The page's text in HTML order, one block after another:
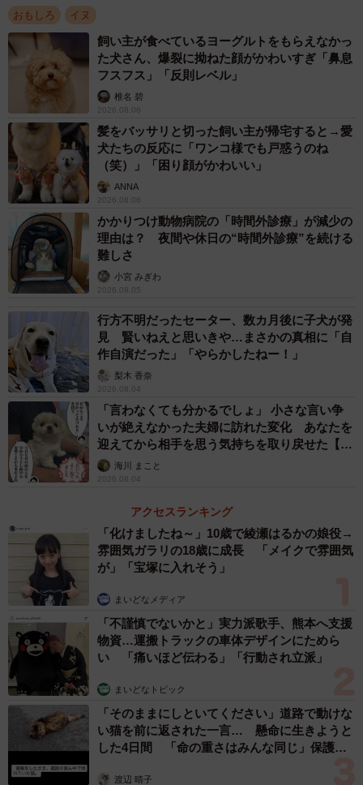
3/9
「いってらっしゃい」 お見送りする伊織くん（画像提供：まさかずさ
飼い主のパパ、まさかずさん（@masakazu1983_jp）によ
ると、この日はママとふたりで伊織くんのシャンプーをし
たといいます。
伊織くんのシャンプーは月に1回。同じく柴犬の兄・信濃く
んと一緒にしているそうです。
「今回は、ちょうど換毛期なこともあって、いつもより気
合を入れてやりました。シャンプーの時間はだいたい30
分。ただ、伊織はシャンプーが苦手でいつも妻に抱きつい
てしまうため、手短にやろうとしたのですが、換毛期なだ
けあって時間がかかりました。お風呂場でかなり毛が抜け
おもしろ イヌ
飼い主が食べているヨーグルトをもらえなかっ
た犬さん、爆裂に拗ねた顔がかわいすぎ「鼻息
フスフス」「反則レベル」
椎名 碧
2026.08.06
髪をバッサリと切った飼い主が帰宅すると→愛
犬たちの反応に「ワンコ様でも戸惑うのね
（笑）」「困り顔がかわいい」
ANNA
2026.08.06
かかりつけ動物病院の「時間外診療」が減少の
理由は？ 夜間や休日の“時間外診療”を続ける
難しさ
小宮 みぎわ
2026.08.05
行方不明だったセーター、数カ月後に子犬が発
見 賢いねえと思いきや…まさかの真相に「自
作自演だった」「やらかしたねー！」
梨木 香奈
2026.08.04
「言わなくても分かるでしょ」 小さな言い争
いが絶えなかった夫婦に訪れた変化 あなたを
迎えてから相手を思う気持ちを取り戻せた【漫
画】海川 まこと
2026.08.04
アクセスランキング
「化けましたね～」10歳で綾瀬はるかの娘役→
雰囲気ガラリの18歳に成長 「メイクで雰囲気
が」「宝塚に入れそう」
まいどなメディア
「不謹慎でないかと」実力派歌手、熊本へ支援
物資…運搬トラックの車体デザインにためら
い 「痛いほど伝わる」「行動され立派」
まいどなトピック
「そのままにしといてください」道路で動けな
い猫を前に返された一言… 懸命に生きようと
した4日間 「命の重さはみんな同じ」保護団
渡辺 晴子